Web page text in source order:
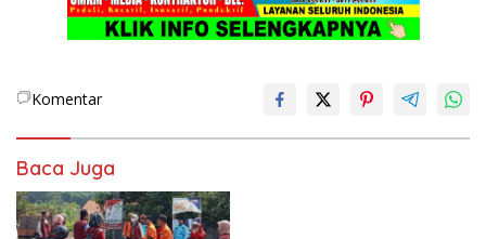
Komentar
Baca Juga